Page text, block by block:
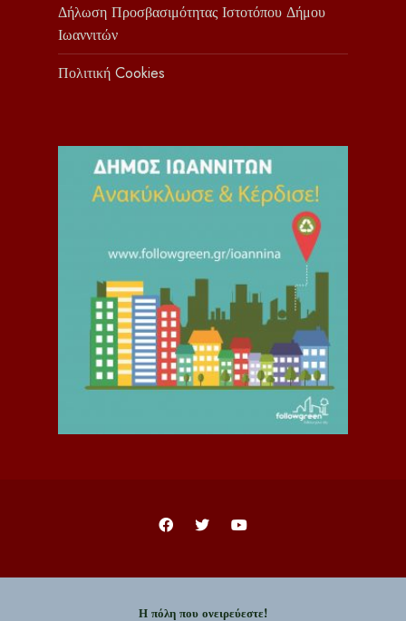
Δήλωση Προσβασιμότητας Ιστοτόπου Δήμου
Ιωαννιτών
Πολιτική Cookies
Η πόλη που ονειρεύεστε!